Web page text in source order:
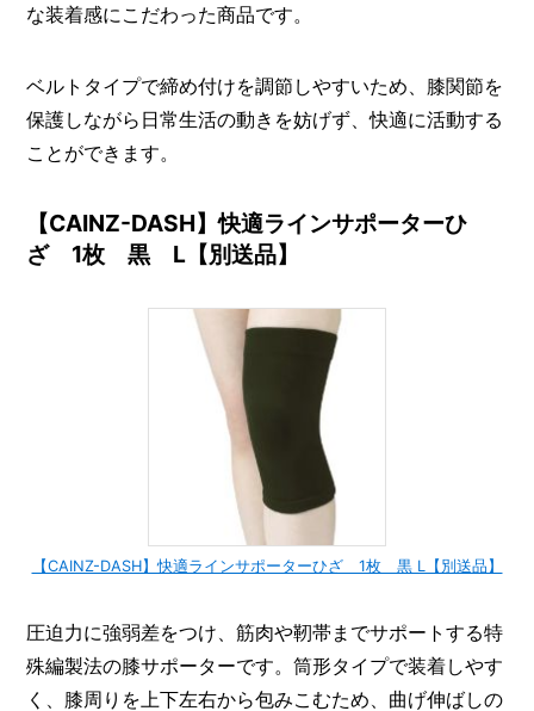
な装着感にこだわった商品です。
ベルトタイプで締め付けを調節しやすいため、膝関節を
保護しながら日常生活の動きを妨げず、快適に活動する
ことができます。
【CAINZ-DASH】快適ラインサポーターひ
ざ 1枚 黒 L【別送品】
【CAINZ-DASH】快適ラインサポーターひざ 1枚 黒 L【別送品】
圧迫力に強弱差をつけ、筋肉や靭帯までサポートする特
殊編製法の膝サポーターです。筒形タイプで装着しやす
く、膝周りを上下左右から包みこむため、曲げ伸ばしの